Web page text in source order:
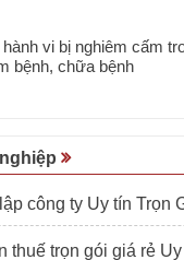
vi bị nghiêm cấm
bệnh, chữa bệnh
công ty Uy tín Trọn
thuế trọn gói giá rẻ